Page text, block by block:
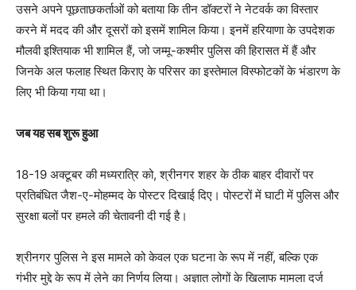
उसने अपने पूछताछकर्ताओं को बताया कि तीन डॉक्टरों ने नेटवर्क का विस्तार
करने में मदद की और दूसरों को इसमें शामिल किया। इनमें हरियाणा के उपदेशक
मौलवी इश्तियाक भी शामिल हैं, जो जम्मू-कश्मीर पुलिस की हिरासत में हैं और
जिनके अल फलाह स्थित किराए के परिसर का इस्तेमाल विस्फोटकों के भंडारण के
लिए भी किया गया था।
जब यह सब शुरू हुआ
18-19 अक्टूबर की मध्यरात्रि को, श्रीनगर शहर के ठीक बाहर दीवारों पर
प्रतिबंधित जैश-ए-मोहम्मद के पोस्टर दिखाई दिए। पोस्टरों में घाटी में पुलिस और
सुरक्षा बलों पर हमले की चेतावनी दी गई है।
श्रीनगर पुलिस ने इस मामले को केवल एक घटना के रूप में नहीं, बल्कि एक
गंभीर मुद्दे के रूप में लेने का निर्णय लिया। अज्ञात लोगों के खिलाफ मामला दर्ज